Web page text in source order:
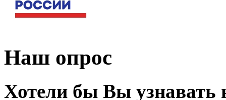
Наш опрос
Хотели бы Вы узнавать